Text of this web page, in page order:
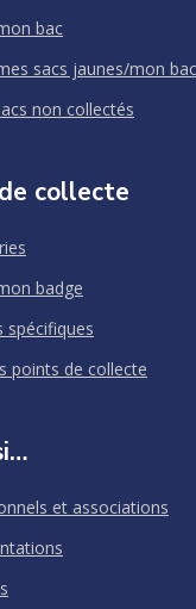
bac
sacs jaunes/mon bac
non collectés
collecte
badge
spécifiques
points de collecte
et associations